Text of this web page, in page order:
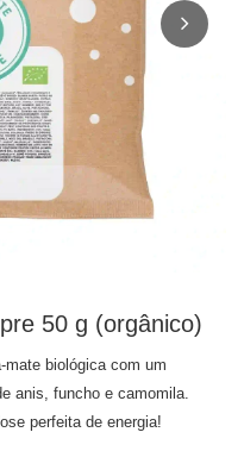
50 g (orgânico)
biológica com um
anis, funcho e camomila.
perfeita de energia!